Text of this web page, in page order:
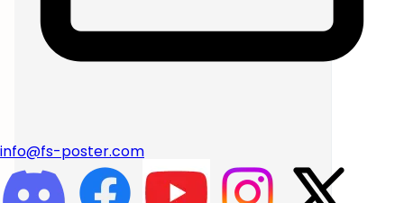
info@fs-poster.com